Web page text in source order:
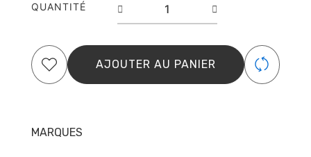
QUANTITÉ
À
Diamanté,
«
AJOUTER AU PANIER
MARQUES